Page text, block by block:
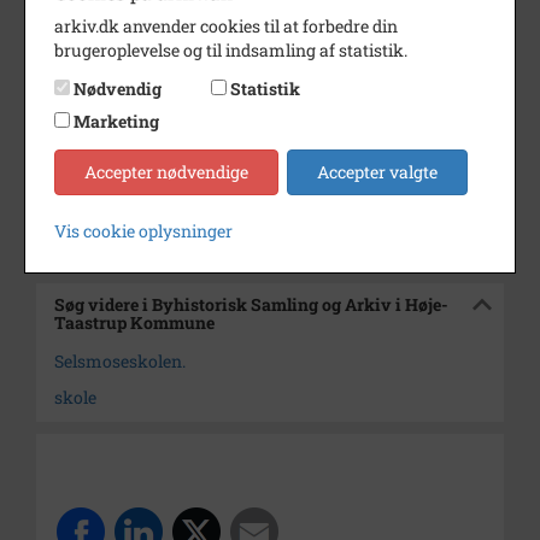
Dateringsnote
August 1995
Se på kort
Arkiv
Byhistorisk Samling og Arkiv i
Høje-Taastrup Kommune
Kontakt arkivet
Søg videre i Byhistorisk Samling og Arkiv i Høje-
Taastrup Kommune
Selsmoseskolen.
skole
arkiv.dk anvender cookies til at forbedre din
brugeroplevelse og til indsamling af statistik.
Nødvendig
Statistik
Marketing
Accepter nødvendige Accepter valgte
Vis cookie oplysninger